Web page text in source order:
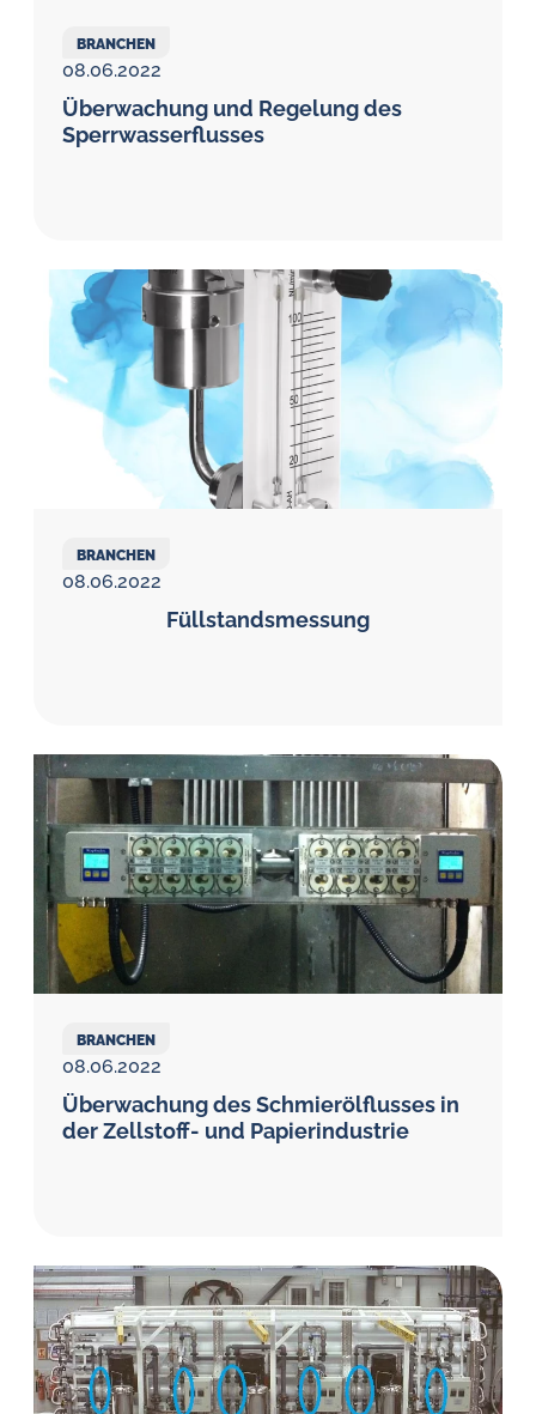
BRANCHEN
08.06.2022
Überwachung und Regelung des
Sperrwasser­flusses
BRANCHEN
08.06.2022
Füllstands­messung
BRANCHEN
08.06.2022
Überwachung des Schmieröl­flusses in
der Zellstoff- und Papierindustrie